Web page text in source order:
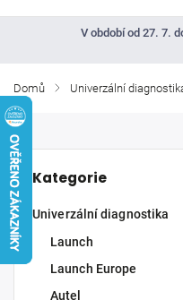
V období od 27. 7.
Domů / Univerzální
Kategorie
Univerzální diagnostika
Launch
Launch Europe
Autel